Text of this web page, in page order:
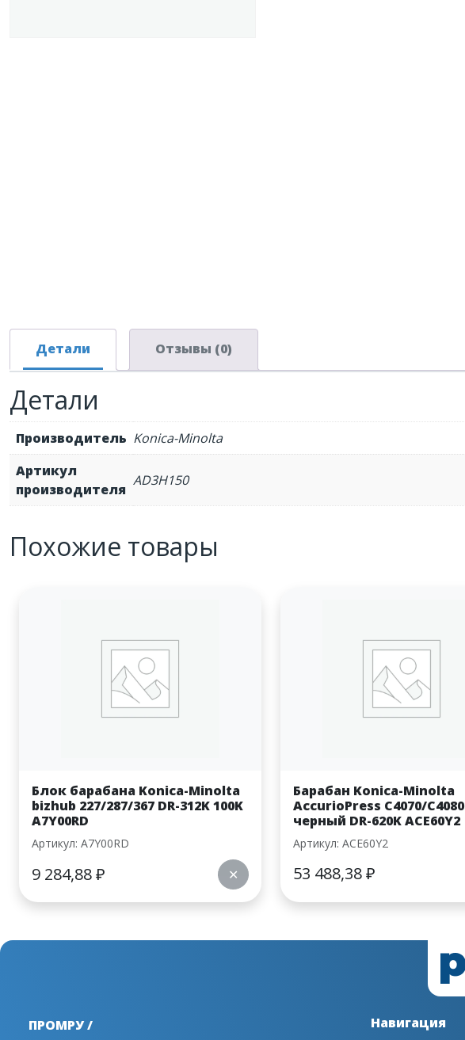
Детали Отзывы (0)
Детали
Производитель Konica-Minolta
Артикул
производителя
AD3H150
Похожие товары
Блок барабана Konica-Minolta
bizhub 227/287/367 DR-312K 100K
A7Y00RD
Артикул: A7Y00RD
9 284,88₽ ✕
Барабан Konica-Minolta
AccurioPress C4070/C4080
черный DR-620K ACE60Y2
Артикул: ACE60Y2
53 488,38₽
ПРОМРУ / Навигация